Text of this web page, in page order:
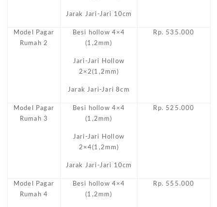
Jarak Jari-Jari 10cm
Model Pagar
Rumah 2
Besi hollow 4×4
(1,2mm)
Jari-Jari Hollow
2×2(1,2mm)
Jarak Jari-Jari 8cm
Rp. 535.000
Model Pagar
Rumah 3
Besi hollow 4×4
(1,2mm)
Jari-Jari Hollow
2×4(1,2mm)
Jarak Jari-Jari 10cm
Rp. 525.000
Model Pagar
Rumah 4
Besi hollow 4×4
(1,2mm)
Rp. 555.000